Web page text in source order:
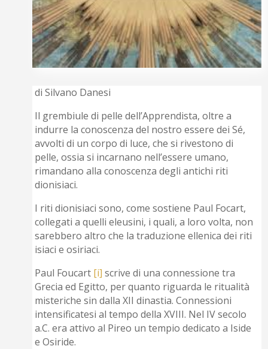
di Silvano Danesi
Il grembiule di pelle dell’Apprendista, oltre a
indurre la conoscenza del nostro essere dei Sé,
avvolti di un corpo di luce, che si rivestono di
pelle, ossia si incarnano nell’essere umano,
rimandano alla conoscenza degli antichi riti
dionisiaci.
I riti dionisiaci sono, come sostiene Paul Focart,
collegati a quelli eleusini, i quali, a loro volta, non
sarebbero altro che la traduzione ellenica dei riti
isiaci e osiriaci.
Paul Foucart [i] scrive di una connessione tra
Grecia ed Egitto, per quanto riguarda le ritualità
misteriche sin dalla XII dinastia. Connessioni
intensificatesi al tempo della XVIII. Nel IV secolo
a.C. era attivo al Pireo un tempio dedicato a Iside
e Osiride.